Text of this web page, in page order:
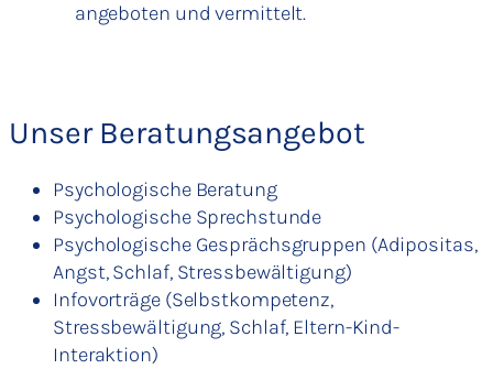
angeboten und vermittelt.
Unser Beratungsangebot
Psychologische Beratung
Psychologische Sprechstunde
Psychologische Gesprächsgruppen (Adipositas,
Angst, Schlaf, Stressbewältigung)
Infovorträge (Selbstkompetenz,
Stressbewältigung, Schlaf, Eltern-Kind-
Interaktion)